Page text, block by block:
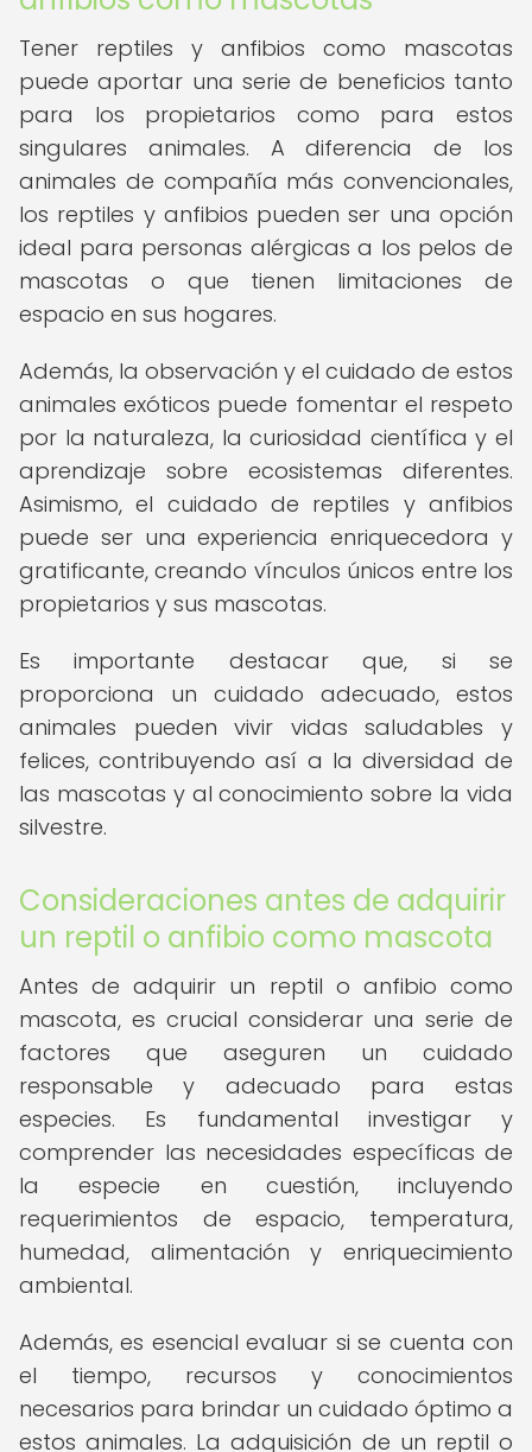
Tener reptiles y anfibios como mascotas
puede aportar una serie de beneficios tanto
para los propietarios como para estos
singulares animales. A diferencia de los
animales de compañía más convencionales,
los reptiles y anfibios pueden ser una opción
ideal para personas alérgicas a los pelos de
mascotas o que tienen limitaciones de
espacio en sus hogares.
Además, la observación y el cuidado de estos
animales exóticos puede fomentar el respeto
por la naturaleza, la curiosidad científica y el
aprendizaje sobre ecosistemas diferentes.
Asimismo, el cuidado de reptiles y anfibios
puede ser una experiencia enriquecedora y
gratificante, creando vínculos únicos entre los
propietarios y sus mascotas.
Es importante destacar que, si se
proporciona un cuidado adecuado, estos
animales pueden vivir vidas saludables y
felices, contribuyendo así a la diversidad de
las mascotas y al conocimiento sobre la vida
silvestre.
Consideraciones antes de adquirir
un reptil o anfibio como mascota
Antes de adquirir un reptil o anfibio como
mascota, es crucial considerar una serie de
factores que aseguren un cuidado
responsable y adecuado para estas
especies. Es fundamental investigar y
comprender las necesidades específicas de
la especie en cuestión, incluyendo
requerimientos de espacio, temperatura,
humedad, alimentación y enriquecimiento
ambiental.
Además, es esencial evaluar si se cuenta con
el tiempo, recursos y conocimientos
necesarios para brindar un cuidado óptimo a
estos animales. La adquisición de un reptil o